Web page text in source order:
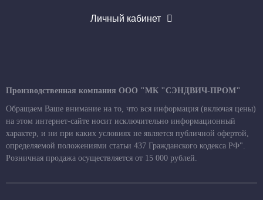
Личный кабинет
Производственная компания ООО "МК "СЭНДВИЧ-ПРОМ"
Обращаем Ваше внимание на то, что вся информация (включая цены)
на этом интернет-сайте носит исключительно информационный
характер, и ни при каких условиях не является публичной офертой,
определяемой положениями статьи 437 Гражданского кодекса РФ".
Розничная продажа осуществляется от 15 000 рублей.